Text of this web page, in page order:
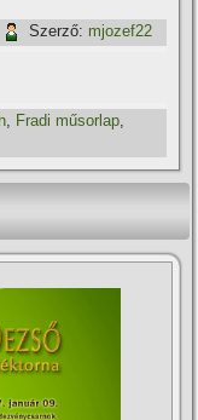
Szerző: mjozef22
, Fradi műsorlap,